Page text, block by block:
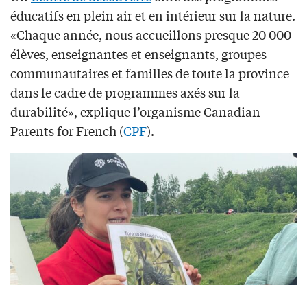
éducatifs en plein air et en intérieur sur la nature.
«Chaque année, nous accueillons presque 20 000
élèves, enseignantes et enseignants, groupes
communautaires et familles de toute la province
dans le cadre de programmes axés sur la
durabilité», explique l’organisme Canadian
Parents for French (CPF).